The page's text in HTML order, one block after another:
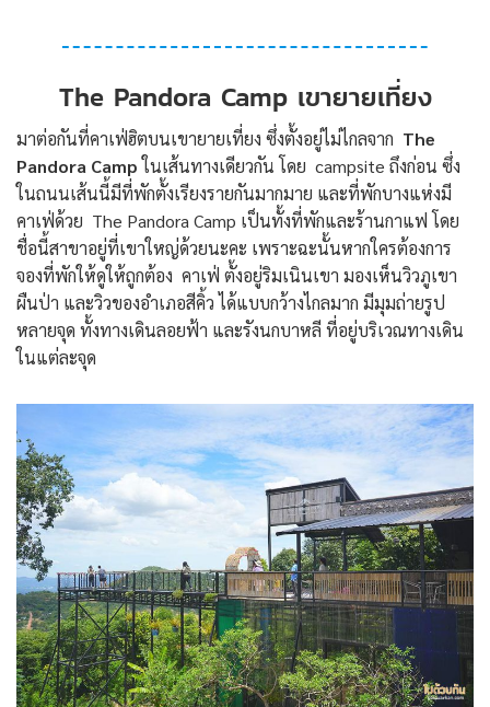
The Pandora Camp เขายายเที่ยง
มาต่อกันที่คาเฟ่ฮิตบนเขายายเที่ยง ซึ่งตั้งอยู่ไม่ไกลจาก The
Pandora Campในเส้นทางเดียวกัน โดย campsite ถึงก่อน ซึ่ง
ในถนนเส้นนี้มีที่พักตั้งเรียงรายกันมากมาย และที่พักบางแห่งมี
คาเฟ่ด้วย The Pandora Camp เป็นทั้งที่พักและร้านกาแฟ โดย
ชื่อนี้สาขาอยู่ที่เขาใหญ่ด้วยนะคะ เพราะฉะนั้นหากใครต้องการ
จองที่พักให้ดูให้ถูกต้อง คาเฟ่ ตั้งอยู่ริมเนินเขา มองเห็นวิวภูเขา
ผืนป่า และวิวของอำเภอสีคิ้ว ได้แบบกว้างไกลมาก มีมุมถ่ายรูป
หลายจุด ทั้งทางเดินลอยฟ้า และรังนกบาหลี ที่อยู่บริเวณทางเดิน
ในแต่ละจุด